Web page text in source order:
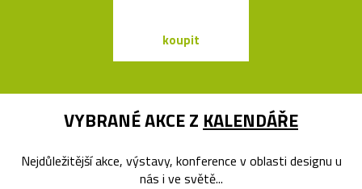
koupit
VYBRANÉ AKCE Z KALENDÁŘE
Nejdůležitější akce, výstavy, konference v oblasti designu u
nás i ve světě...